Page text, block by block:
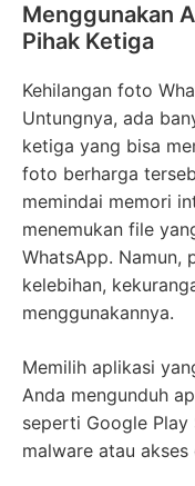
Menggunakan
Pihak Ketiga
Kehilangan foto
Untungnya, ada
ketiga yang bisa
foto berharga
memindai memori
menemukan file
WhatsApp. Namun,
kelebihan,
menggunakannya.
Memilih aplikasi
Anda mengunduh
seperti Google
malware atau